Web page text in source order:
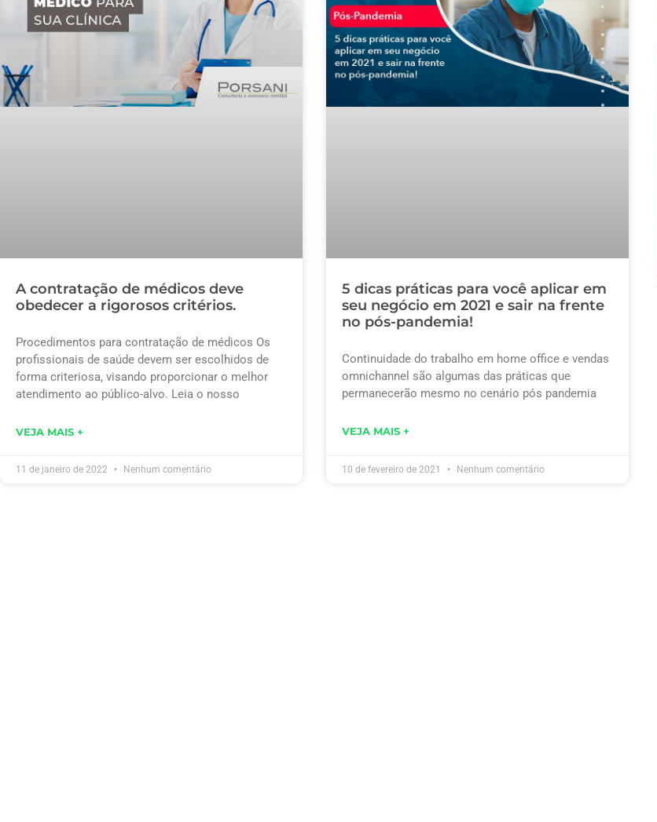
A contratação de médicos deve
obedecer a rigorosos critérios.
Procedimentos para contratação de médicos Os
profissionais de saúde devem ser escolhidos de
forma criteriosa, visando proporcionar o melhor
atendimento ao público-alvo. Leia o nosso
VEJA MAIS +
11 de janeiro de 2022 Nenhum comentário
5 dicas práticas para você aplicar em
seu negócio em 2021 e sair na frente
no pós-pandemia!
Continuidade do trabalho em home office e vendas
omnichannel são algumas das práticas que
permanecerão mesmo no cenário pós pandemia
VEJA MAIS +
10 de fevereiro de 2021 Nenhum comentário